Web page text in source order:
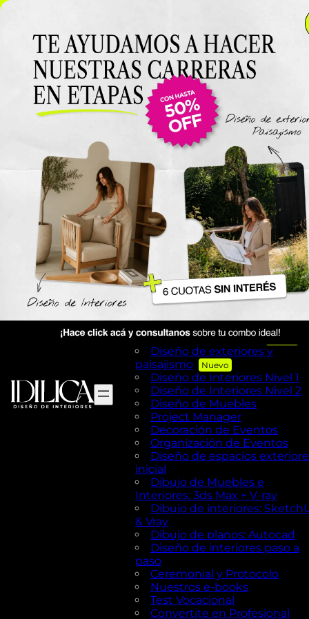
el curso acá!
Viajes
The New York Design
Carreras / Diplomaturas
Carrera de Diseño de
Exteriores y Paisajismo
Carrera en Diseño de
UTN
Carrera en Interiorismo UTN
Carrera de Organización y
Decoración de Eventos UTN
Cursos
AutoCAD en Diseño de
exteriores y Paisajismo
Diseño de exteriores y
paisajismo
Diseño de Interiores Nivel 1
Diseño de Interiores Nivel 2
Diseño de Muebles
Project Manager
Decoración de Eventos
Organización de Eventos
Diseño de espacios
inicial
Dibujo de Muebles e
Interiores: 3ds Max + V-ray
Dibujo de interiores:
& Vray
Dibujo de planos: Autocad
Diseño de interiores paso a
paso
Ceremonial y Protocolo
Nuestros e-books
Test Vocacional
Convertite en Profesional